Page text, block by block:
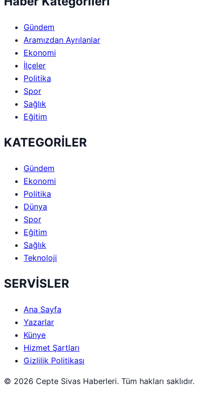
Gündem
Aramızdan Ayrılanlar
Ekonomi
İlçeler
Politika
Spor
Sağlık
Eğitim
KATEGORİLER
Gündem
Ekonomi
Politika
Dünya
Spor
Eğitim
Sağlık
Teknoloji
SERVİSLER
Ana Sayfa
Yazarlar
Künye
Hizmet Şartları
Gizlilik Politikası
© 2026 Cepte Sivas Haberleri. Tüm hakları saklıdır.